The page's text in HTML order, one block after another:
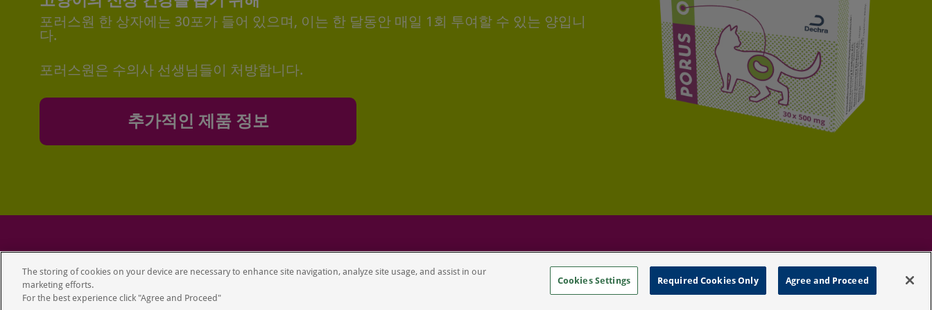
포러스원 한 상자에는 30포가 들어 있으며, 이는 한 달동안 매일 1회 투여할 수 있는 양입니
다.
포러스원은 수의사 선생님들이 처방합니다.
추가적인 제품 정보
Legal Notice Privacy Policy
The storing of cookies on your device are necessary to enhance site navigation, analyze site usage, and assist in our
marketing efforts.
For the best experience click "Agree and Proceed"
Cookies Settings Required Cookies Only Agree and Proceed